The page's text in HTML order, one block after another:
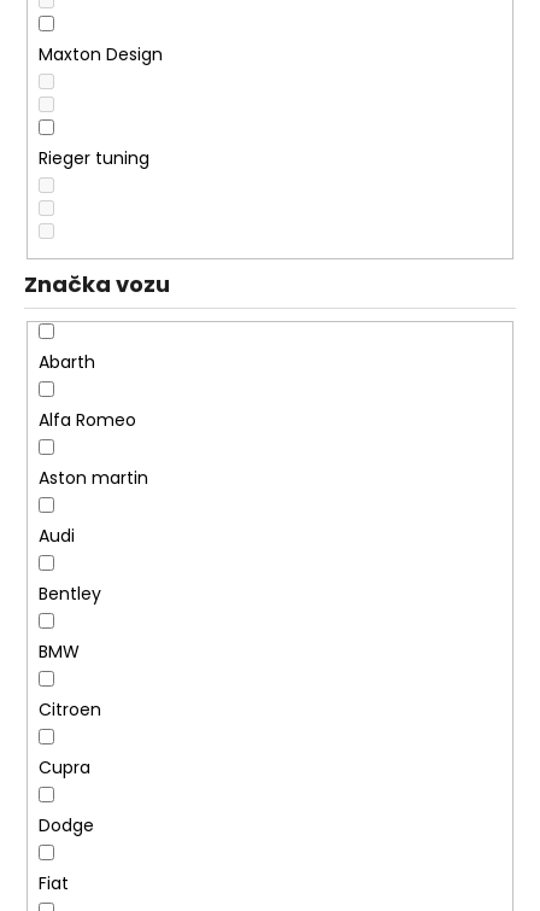
o
d
u
k
ů
Maxton Design
Rieger tuning
Značka vozu
Abarth
Alfa Romeo
Aston martin
Audi
Bentley
BMW
Citroen
Cupra
Dodge
Fiat
?
D
o
p
o
u
m
NGK
SPORTOVNÍ
SVÍČKY
2.0TFSI
2.0TSI
EA113
EA888.1/2
849
Kč